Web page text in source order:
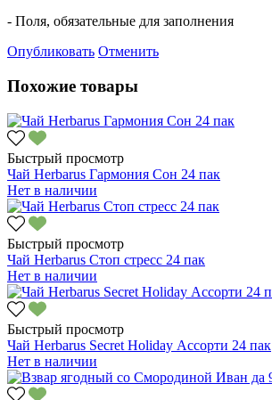
- Поля, обязательные для заполнения
Опубликовать Отменить
Похожие товары
Быстрый просмотр
Чай Herbarus Гармония Сон 24 пак
Нет в наличии
Быстрый просмотр
Чай Herbarus Стоп стресс 24 пак
Нет в наличии
Быстрый просмотр
Чай Herbarus Secret Holiday Ассорти 24 пак
Нет в наличии